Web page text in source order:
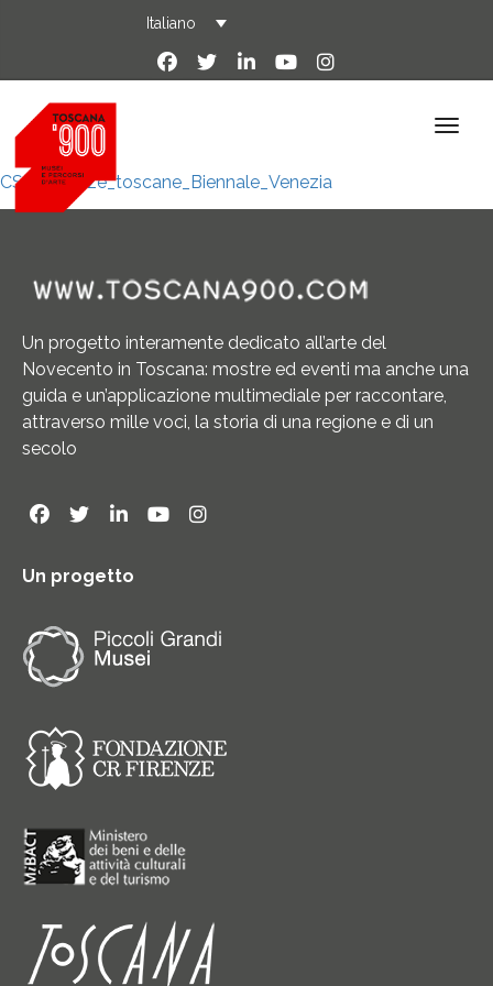
Italiano
CS_Presenze_toscane_Biennale_Venezia
Un progetto interamente dedicato all’arte del
Novecento in Toscana: mostre ed eventi ma anche una
guida e un’applicazione multimediale per raccontare,
attraverso mille voci, la storia di una regione e di un
secolo
Un progetto